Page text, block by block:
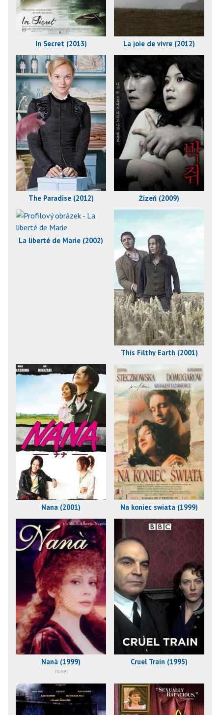
In Secret (2013) La joie de vivre (2012)
The Paradise (2012) Žízeň (2009)
La liberté de Marie (2002)
This Filthy Earth (2001)
Nana (2001) Na koniec swiata (1999)
Nanà (1999)
novel
Cruel Train (1995)